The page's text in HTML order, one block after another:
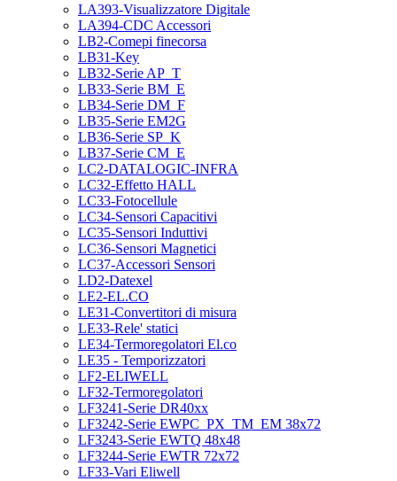
LA393-Visualizzatore Digitale
LA394-CDC Accessori
LB2-Comepi finecorsa
LB31-Key
LB32-Serie AP_T
LB33-Serie BM_E
LB34-Serie DM_F
LB35-Serie EM2G
LB36-Serie SP_K
LB37-Serie CM_E
LC2-DATALOGIC-INFRA
LC32-Effetto HALL
LC33-Fotocellule
LC34-Sensori Capacitivi
LC35-Sensori Induttivi
LC36-Sensori Magnetici
LC37-Accessori Sensori
LD2-Datexel
LE2-EL.CO
LE31-Convertitori di misura
LE33-Rele' statici
LE34-Termoregolatori El.co
LE35 - Temporizzatori
LF2-ELIWELL
LF32-Termoregolatori
LF3241-Serie DR40xx
LF3242-Serie EWPC_PX_TM_EM 38x72
LF3243-Serie EWTQ 48x48
LF3244-Serie EWTR 72x72
LF33-Vari Eliwell